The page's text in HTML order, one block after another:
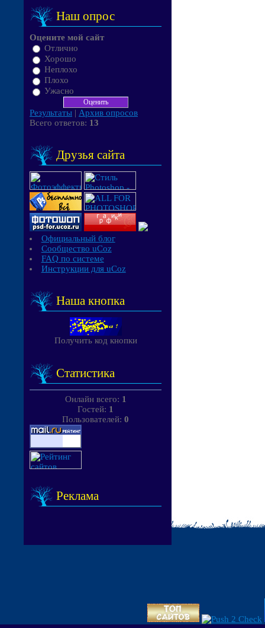
Наш опрос
Оцените мой сайт
Отлично
Хорошо
Неплохо
Плохо
Ужасно
Результаты | Архив опросов
Всего ответов: 13
Друзья сайта
Официальный блог
Сообщество uCoz
FAQ по системе
Инструкции для uCoz
Наша кнопка
Получить код кнопки
Статистика
Онлайн всего: 1
Гостей: 1
Пользователей: 0
Реклама